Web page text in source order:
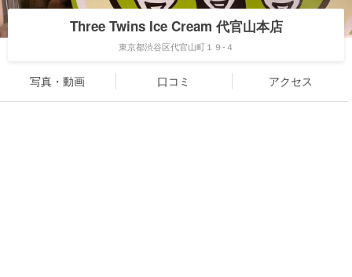
Three Twins Ice Cream 代官山本店
東京都渋谷区代官山町１９-４
写真・動画 口コミ アクセス